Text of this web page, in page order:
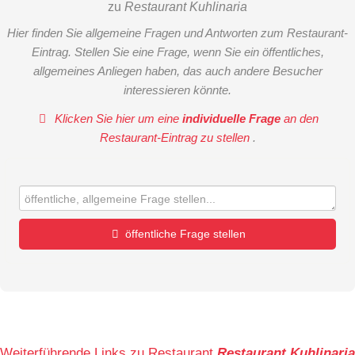
zu Restaurant Kuhlinaria
Hier finden Sie allgemeine Fragen und Antworten zum Restaurant-
Eintrag. Stellen Sie eine Frage, wenn Sie ein öffentliches,
allgemeines Anliegen haben, das auch andere Besucher
interessieren könnte.
Klicken Sie hier um eineindividuelle Frage an den
Restaurant-Eintrag zu stellen .
öffentliche Frage stellen